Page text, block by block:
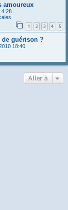
amoureux
4:28
1 2 3 4 5
guérison ?
18:40
Aller à